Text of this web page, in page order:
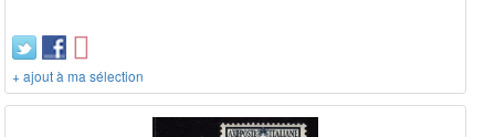
+ ajout à ma sélection